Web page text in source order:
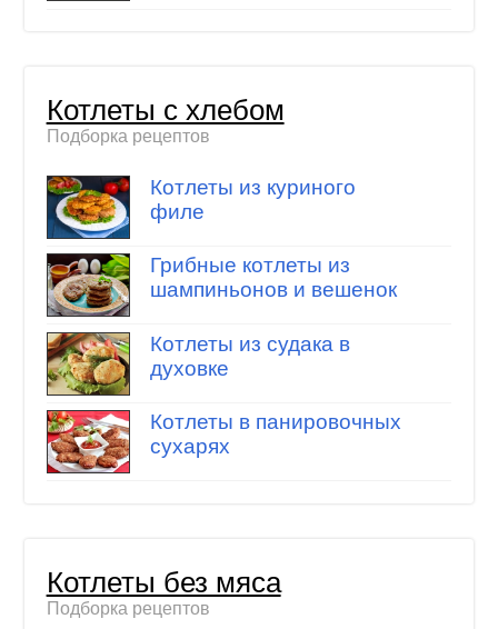
Котлеты с хлебом
Подборка рецептов
Котлеты из куриного
филе
Грибные котлеты из
шампиньонов и вешенок
Котлеты из судака в
духовке
Котлеты в панировочных
сухарях
Котлеты без мяса
Подборка рецептов